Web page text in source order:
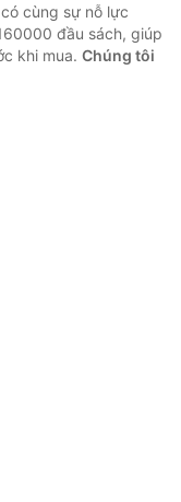
cùng sự nỗ lực
đầu sách, giúp
khi mua. Chúng tôi